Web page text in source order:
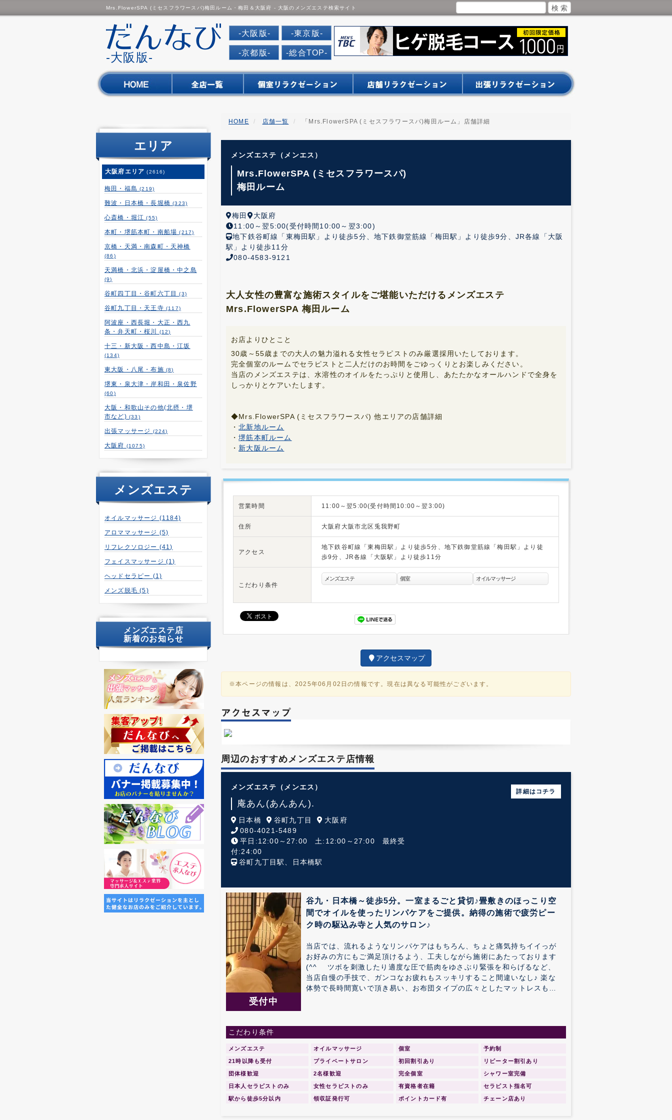
Mrs.FlowerSPA (ミセスフラワースパ)梅田ルーム・梅田＆大阪府 - 大阪のメンズエステ検索サイト
だんなび
-大阪版-
-大阪版- -東京版-
-京都版- -総合TOP-
HOME 店舗一覧 「Mrs.FlowerSPA (ミセスフラワースパ)梅田ルーム」店舗詳細
メンズエステ（メンエス）
Mrs.FlowerSPA (ミセスフラワースパ)
梅田ルーム
梅田
大阪府
11:00～翌5:00(受付時間10:00～翌3:00)
地下鉄谷町線「東梅田駅」より徒歩5分、地下鉄御堂筋線「梅田駅」より徒歩9分、JR各線「大阪
駅」より徒歩11分
080-4583-9121
大人女性の豊富な施術スタイルをご堪能いただけるメンズエステ
Mrs.FlowerSPA 梅田ルーム
お店よりひとこと
30歳～55歳までの大人の魅力溢れる女性セラピストのみ厳選採用いたしております。
完全個室のルームでセラピストと二人だけのお時間をごゆっくりとお楽しみください。
当店のメンズエステは、水溶性のオイルをたっぷりと使用し、あたたかなオールハンドで全身を
しっかりとケアいたします。
◆Mrs.FlowerSPA (ミセスフラワースパ) 他エリアの店舗詳細
・北新地ルーム
・堺筋本町ルーム
・ 新大阪ルーム
営業時間 11:00～翌5:00(受付時間10:00～翌3:00)
住所 大阪府大阪市北区兎我野町
アクセス
地下鉄谷町線「東梅田駅」より徒歩5分、地下鉄御堂筋線「梅田駅」より徒
歩9分、JR各線「大阪駅」より徒歩11分
こだわり条件
メンズエステ 個室 オイルマッサージ
アクセスマップ
※本ページの情報は、2025年06月02日の情報です。現在は異なる可能性がございます。
周辺のおすすめメンズエステ店情報
メンズエステ （メンエス）
庵あん(あんあん).
日本橋 谷町九丁目
大阪府
080-4021-5489
平日:12:00～27:00 土:12:00～27:00 最終受
付:24:00
谷町九丁目駅、日本橋駅
詳細はコチラ
受付中
谷九・日本橋～徒歩5分。一室まるごと貸切♪畳敷きのほっこり空
間でオイルを使ったリンパケアをご提供。納得の施術で疲労ピー
ク時の駆込み寺と人気のサロン♪
当店では、流れるようなリンパケアはもちろん、ちょと痛気持ちイイっが
お好みの方にもご満足頂けるよう、工夫しながら施術にあたっております
(^^ゞ ツボを刺激したり適度な圧で筋肉をゆさぶり緊張を和らげるなど、
当店自慢の手技で、ガンコなお疲れもスッキリすること間違いなし♪ 楽な
体勢で長時間寛いで頂き易い、お布団タイプの広々としたマットレスもウ
こだわり条件
メンズエステ オイルマッサージ 個室 予約制
21時以降も受付 プライベートサロン 初回割引あり リピーター割引あり
団体様歓迎 2名様歓迎 完全個室 シャワー室完備
日本人セラピストのみ 女性セラピストのみ 有資格者在籍 セラピスト指名可
駅から徒歩5分以内 領収証発行可 ポイントカード有 チェーン店あり
エリア
大阪府エリア(2616)
梅田・福島(219)
難波・日本橋・長堀橋(323)
心斎橋・堀江(55)
本町・堺筋本町・南船場(217)
京橋・天満・南森町・天神橋
(86)
天満橋・北浜・淀屋橋・中之島
(9)
谷町四丁目・谷町六丁目(3)
谷町九丁目・天王寺 (117)
阿波座・西長堀・大正・西九
条・弁天町・桜川
(12)
十三・新大阪・西中島・江坂
(134)
東大阪・八尾・布施 (8)
堺東・泉大津・岸和田・泉佐野
(60)
大阪・和歌山その他(北摂・堺
市など) (33)
出張マッサージ (224)
大阪府 (1075)
メンズエステ
オイルマッサージ (1184)
アロママッサージ (5)
リフレクソロジー (41)
フェイスマッサージ (1)
ヘッドセラピー (1)
メンズ脱毛(5)
メンズエステ店
新着のお知らせ